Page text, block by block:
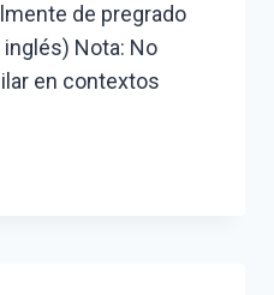
de pregrado
Nota: No
en contextos